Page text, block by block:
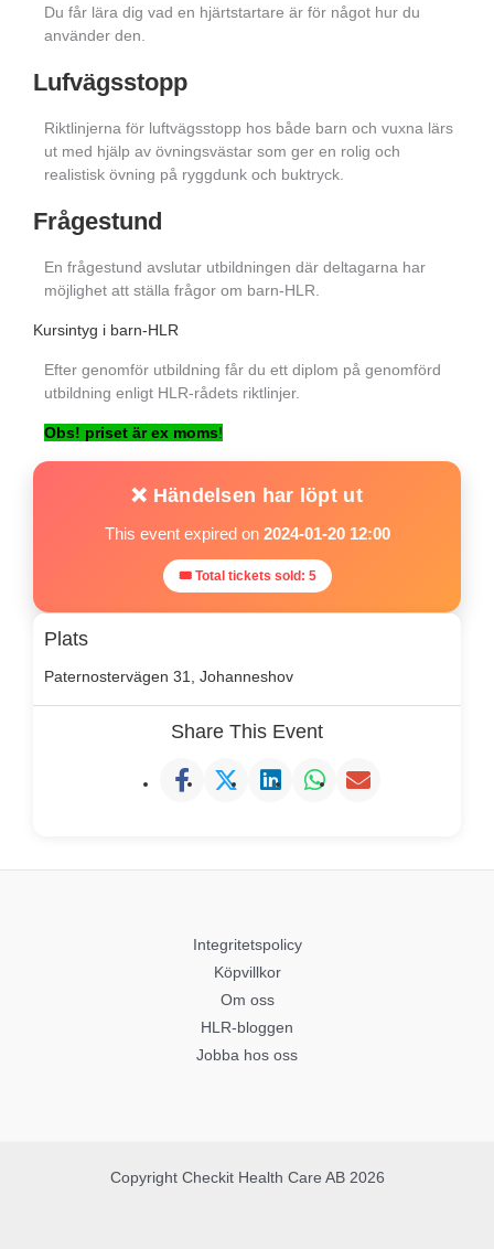
Du får lära dig vad en hjärtstartare är för något hur du
använder den.
Lufvägsstopp
Riktlinjerna för luftvägsstopp hos både barn och vuxna lärs
ut med hjälp av övningsvästar som ger en rolig och
realistisk övning på ryggdunk och buktryck.
Frågestund
En frågestund avslutar utbildningen där deltagarna har
möjlighet att ställa frågor om barn-HLR.
Kursintyg i barn-HLR
Efter genomför utbildning får du ett diplom på genomförd
utbildning enligt HLR-rådets riktlinjer.
Obs! priset är ex moms!
❌ Händelsen har löpt ut
This event expired on 2024-01-20 12:00
🎟 Total tickets sold: 5
Plats
Paternostervägen 31, Johanneshov
Share This Event
Integritetspolicy
Köpvillkor
Om oss
HLR-bloggen
Jobba hos oss
Copyright Checkit Health Care AB 2026